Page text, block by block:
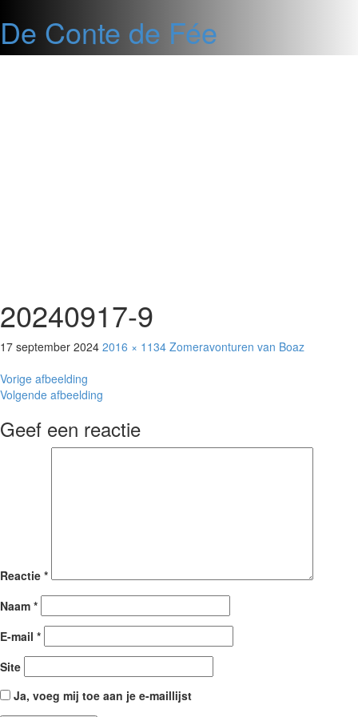
De Conte de Fée
20240917-9
17 september 2024 2016 × 1134 Zomeravonturen van Boaz
Vorige afbeelding
Volgende afbeelding
Geef een reactie
Reactie *
Naam *
E-mail *
Site
Ja, voeg mij toe aan je e-maillijst